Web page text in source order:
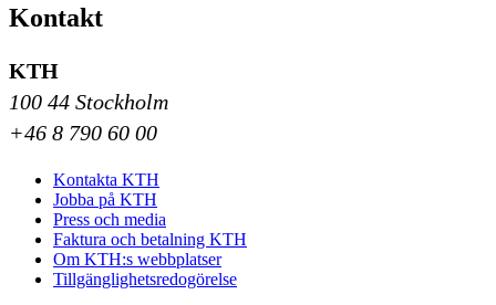
Kontakt
KTH
100 44 Stockholm
+46 8 790 60 00
Kontakta KTH
Jobba på KTH
Press och media
Faktura och betalning KTH
Om KTH:s webbplatser
Tillgänglighetsredogörelse